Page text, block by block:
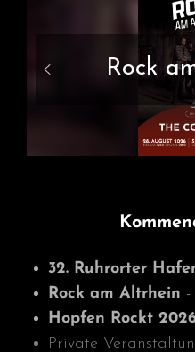
Rock
32. Ruhrorter
Rock am Altrhein -
Hopfen Rockt
Private